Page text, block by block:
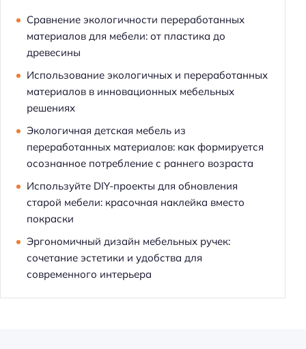
Сравнение экологичности переработанных
материалов для мебели: от пластика до
древесины
Использование экологичных и переработанных
материалов в инновационных мебельных
решениях
Экологичная детская мебель из
переработанных материалов: как формируется
осознанное потребление с раннего возраста
Используйте DIY-проекты для обновления
старой мебели: красочная наклейка вместо
покраски
Эргономичный дизайн мебельных ручек:
сочетание эстетики и удобства для
современного интерьера